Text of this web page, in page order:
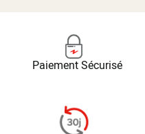
Paiement Sécurisé